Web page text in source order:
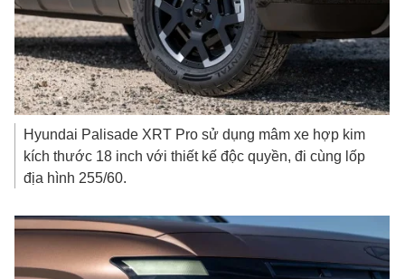
Hyundai Palisade XRT Pro sử dụng mâm xe hợp kim
kích thước 18 inch với thiết kế độc quyền, đi cùng lốp
địa hình 255/60.